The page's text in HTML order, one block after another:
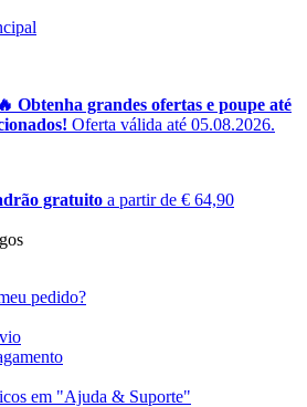
Obtenha grandes ofertas e poupe até
Oferta válida até 05.08.2026.
gratuito a partir de € 64,90
pedido?
em "Ajuda & Suporte"